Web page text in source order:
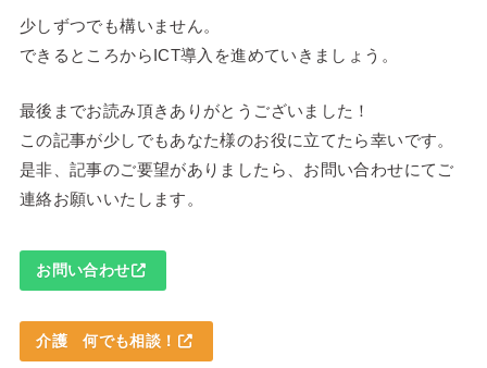
少しずつでも構いません。
できるところからICT導入を進めていきましょう。
最後までお読み頂きありがとうございました！
この記事が少しでもあなた様のお役に立てたら幸いです。
是非、記事のご要望がありましたら、お問い合わせにてご
連絡お願いいたします。
お問い合わせ
介護 何でも相談！